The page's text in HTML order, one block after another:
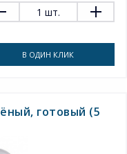
1 шт.
В ОДИН КЛИК
готовый (5